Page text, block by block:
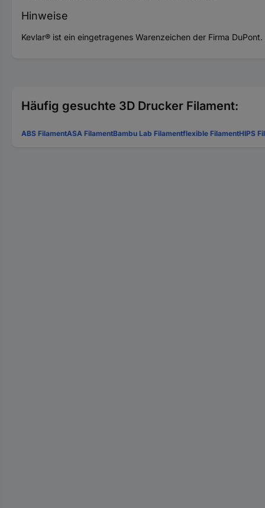
Hinweise
Kevlar® ist ein eingetragenes Warenzeichen der Firma DuPont.
Häufig gesuchte 3D Drucker Filament:
ABS FilamentASA FilamentBambu Lab Filamentflexible FilamentHIPS